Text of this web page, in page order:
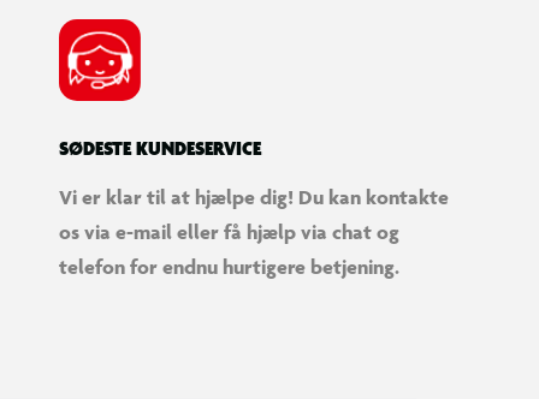
SØDESTE KUNDESERVICE
Vi er klar til at hjælpe dig! Du kan kontakte
os via e-mail eller få hjælp via chat og
telefon for endnu hurtigere betjening.